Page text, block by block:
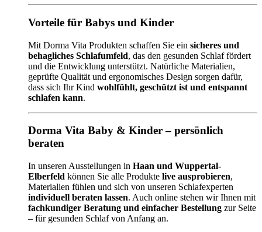
Vorteile für Babys und Kinder
Mit Dorma Vita Produkten schaffen Sie ein sicheres und
behagliches Schlafumfeld, das den gesunden Schlaf fördert
und die Entwicklung unterstützt. Natürliche Materialien,
geprüfte Qualität und ergonomisches Design sorgen dafür,
dass sich Ihr Kind wohlfühlt, geschützt ist und entspannt
schlafen kann.
Dorma Vita Baby & Kinder – persönlich
beraten
In unseren Ausstellungen in Haan und Wuppertal-
Elberfeld können Sie alle Produkte live ausprobieren,
Materialien fühlen und sich von unseren Schlafexperten
individuell beraten lassen. Auch online stehen wir Ihnen mit
fachkundiger Beratung und einfacher Bestellung zur Seite
– für gesunden Schlaf von Anfang an.